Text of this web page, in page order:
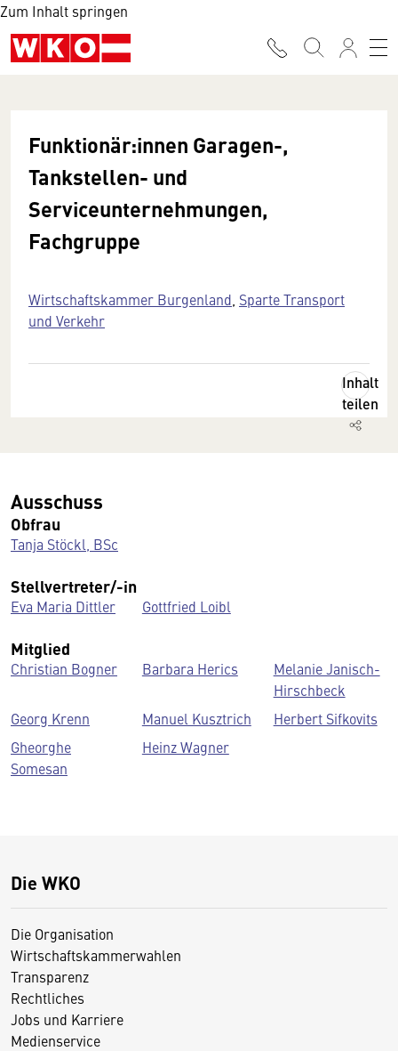
Zum Inhalt springen
Funktionär:innen Garagen-,
Tankstellen- und
Serviceunternehmungen,
Fachgruppe
Wirtschaftskammer Burgenland Sparte Transport
und Verkehr
Inhalt
teilen
Ausschuss
Obfrau
Tanja Stöckl, BSc
Stellvertreter/-in
Eva Maria Dittler Gottfried Loibl
Mitglied
Christian Bogner Barbara Herics
Melanie Janisch-
Hirschbeck
Georg Krenn
Manuel Kusztrich
Herbert Sifkovits
Gheorghe
Somesan
Heinz Wagner
Die WKO
Die Organisation
Wirtschaftskammerwahlen
Transparenz
Rechtliches
Jobs und Karriere
Medienservice